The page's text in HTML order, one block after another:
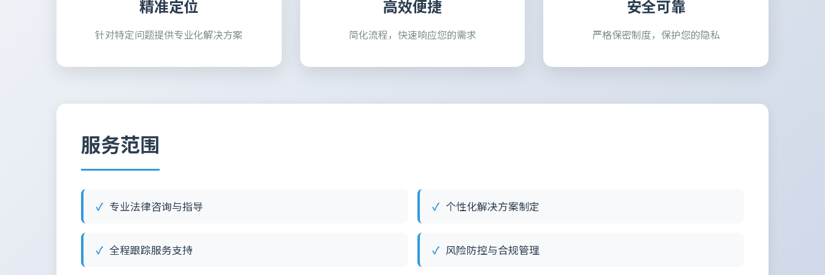
精准定位
针对特定问题提供专业化解决方案
高效便捷
简化流程，快速响应您的需求
安全可靠
严格保密制度，保护您的隐私
服务范围
专业法律咨询与指导 个性化解决方案制定
全程跟踪服务支持 风险防控与合规管理